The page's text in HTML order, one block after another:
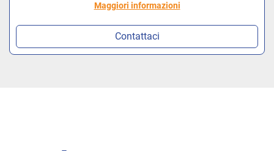
Maggiori informazioni
Contattaci